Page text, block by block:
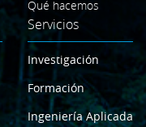
Qué hacemos
Servicios
Investigación
Formación
Ingeniería Aplicada